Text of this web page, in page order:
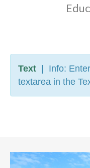
Text | Info:
textarea in the